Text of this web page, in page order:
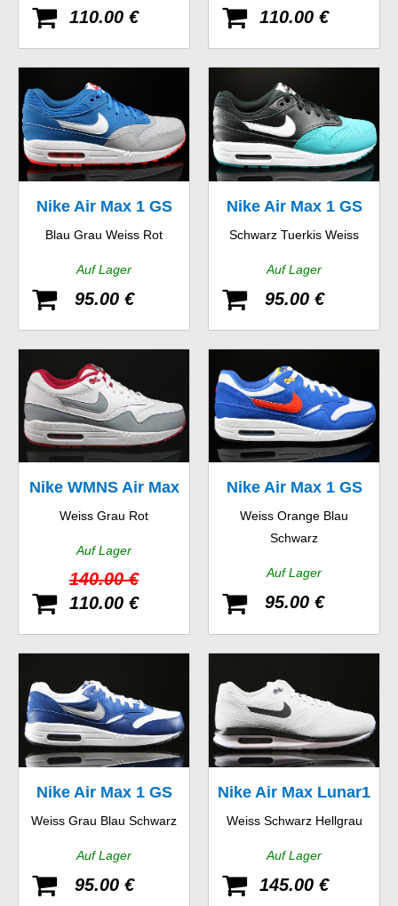
110.00 €
110.00 €
Nike Air Max 1 GS
Blau Grau Weiss Rot
Auf Lager
95.00 €
Nike Air Max 1 GS
Schwarz Tuerkis Weiss
Auf Lager
95.00 €
Nike WMNS Air Max
1 Essential
Weiss Grau Rot
Auf Lager
140.00 €
110.00 €
Nike Air Max 1 GS
Weiss Orange Blau
Schwarz
Auf Lager
95.00 €
Nike Air Max 1 GS
Weiss Grau Blau Schwarz
Auf Lager
95.00 €
Nike Air Max Lunar1
WR
Weiss Schwarz Hellgrau
Auf Lager
145.00 €